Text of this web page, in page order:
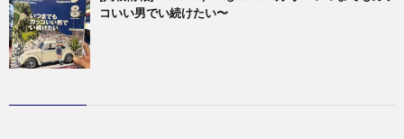
コいい男でい続けたい〜